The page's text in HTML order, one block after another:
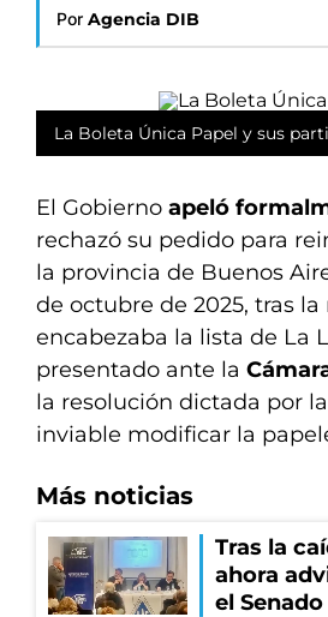
Por Agencia DIB
La Boleta Única Papel y sus
El Gobierno apeló
rechazó su pedido para
la provincia de Buenos
de octubre de 2025, tras
encabezaba la lista de La
presentado ante la
la resolución dictada por
inviable modificar la
Más noticias
Tras la
ahora
el Senado